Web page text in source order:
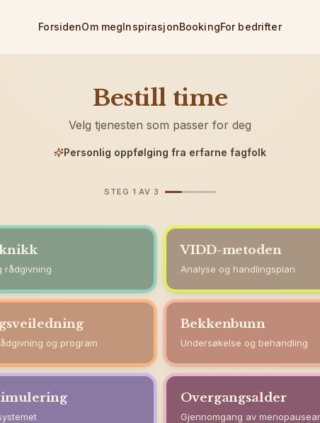
ForsidenOm megInspirasjonBookingFor bedrifter
Bestill time
Velg tjenesten som passer for deg
Personlig oppfølging fra erfarne fagfolk
STEG 1 AV 3
rådgivning
VIDD-metoden
Analyse og handlingsplan
og program
Bekkenbunn
Undersøkelse og behandling
Overgangsalder
Gjennomgang av